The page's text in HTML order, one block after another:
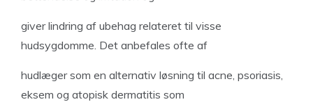
giver lindring af ubehag relateret til visse
hudsygdomme. Det anbefales ofte af
hudlæger som en alternativ løsning til acne, psoriasis,
eksem og atopisk dermatitis som